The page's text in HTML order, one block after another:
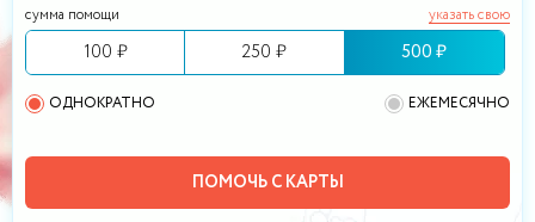
сумма помощи указать свою
100 ₽ 250 ₽ 500 ₽
ОДНОКРАТНО ЕЖЕМЕСЯЧНО
ПОМОЧЬ С КАРТЫ